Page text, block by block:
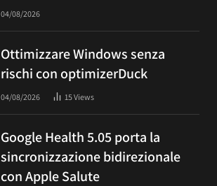
04/08/2026
Ottimizzare Windows senza
rischi con optimizerDuck
04/08/2026 15Views
Google Health 5.05 porta la
sincronizzazione bidirezionale
con Apple Salute